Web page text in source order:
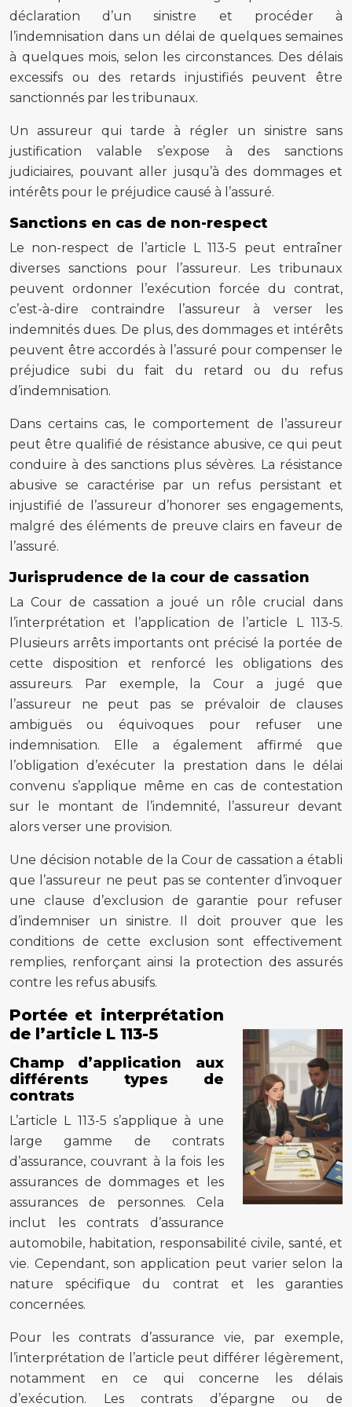
déclaration d’un sinistre et procéder à
l’indemnisation dans un délai de quelques semaines
à quelques mois, selon les circonstances. Des délais
excessifs ou des retards injustifiés peuvent être
sanctionnés par les tribunaux.
Un assureur qui tarde à régler un sinistre sans
justification valable s’expose à des sanctions
judiciaires, pouvant aller jusqu’à des dommages et
intérêts pour le préjudice causé à l’assuré.
Sanctions en cas de non-respect
Le non-respect de l’article L 113-5 peut entraîner
diverses sanctions pour l’assureur. Les tribunaux
peuvent ordonner l’exécution forcée du contrat,
c’est-à-dire contraindre l’assureur à verser les
indemnités dues. De plus, des dommages et intérêts
peuvent être accordés à l’assuré pour compenser le
préjudice subi du fait du retard ou du refus
d’indemnisation.
Dans certains cas, le comportement de l’assureur
peut être qualifié de résistance abusive, ce qui peut
conduire à des sanctions plus sévères. La résistance
abusive se caractérise par un refus persistant et
injustifié de l’assureur d’honorer ses engagements,
malgré des éléments de preuve clairs en faveur de
l’assuré.
Jurisprudence de la cour de cassation
La Cour de cassation a joué un rôle crucial dans
l’interprétation et l’application de l’article L 113-5.
Plusieurs arrêts importants ont précisé la portée de
cette disposition et renforcé les obligations des
assureurs. Par exemple, la Cour a jugé que
l’assureur ne peut pas se prévaloir de clauses
ambiguës ou équivoques pour refuser une
indemnisation. Elle a également affirmé que
l’obligation d’exécuter la prestation dans le délai
convenu s’applique même en cas de contestation
sur le montant de l’indemnité, l’assureur devant
alors verser une provision.
Une décision notable de la Cour de cassation a établi
que l’assureur ne peut pas se contenter d’invoquer
une clause d’exclusion de garantie pour refuser
d’indemniser un sinistre. Il doit prouver que les
conditions de cette exclusion sont effectivement
remplies, renforçant ainsi la protection des assurés
contre les refus abusifs.
Portée et interprétation
de l’article L 113-5
Champ d’application aux
différents types de
contrats
L’article L 113-5 s’applique à une
large gamme de contrats
d’assurance, couvrant à la fois les
assurances de dommages et les
assurances de personnes. Cela
inclut les contrats d’assurance
automobile, habitation, responsabilité civile, santé, et
vie. Cependant, son application peut varier selon la
nature spécifique du contrat et les garanties
concernées.
Pour les contrats d’assurance vie, par exemple,
l’interprétation de l’article peut différer légèrement,
notamment en ce qui concerne les délais
d’exécution. Les contrats d’épargne ou de